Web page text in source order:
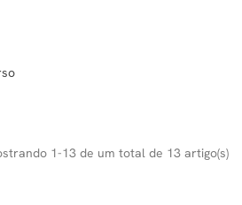
1-13 de um total de 13 artigo(s)